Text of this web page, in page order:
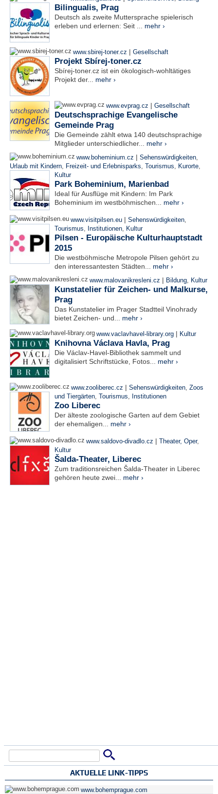
Bilingualis, Prag
Deutsch als zweite Muttersprache spielerisch
erleben und erlernen: Seit ... mehr ›
www.sbirej-toner.cz | Gesellschaft
Projekt Sbírej-toner.cz
Sbírej-toner.cz ist ein ökologisch-wohltätiges
Projekt der... mehr ›
www.evprag.cz | Gesellschaft
Deutschsprachige Evangelische
Gemeinde Prag
Die Gemeinde zählt etwa 140 deutschsprachige
Mitglieder unterschiedlicher... mehr ›
www.boheminium.cz | Sehenswürdigkeiten,
Urlaub mit Kindern, Freizeit- und Erlebnisparks, Tourismus, Kurorte,
Kultur
Park Boheminium, Marienbad
Ideal für Ausflüge mit Kindern: Im Park
Boheminium im westböhmischen... mehr ›
www.visitpilsen.eu | Sehenswürdigkeiten,
Tourismus, Institutionen, Kultur
Pilsen - Europäische Kulturhauptstadt
2015
Die westböhmische Metropole Pilsen gehört zu
den interessantesten Städten... mehr ›
www.malovanikresleni.cz | Bildung, Kultur
Kunstatelier für Zeichen- und Malkurse,
Prag
Das Kunstatelier im Prager Stadtteil Vinohrady
bietet Zeichen- und... mehr ›
www.vaclavhavel-library.org | Kultur
Knihovna Václava Havla, Prag
Die Václav-Havel-Bibliothek sammelt und
digitalisiert Schriftstücke, Fotos... mehr ›
www.zooliberec.cz | Sehenswürdigkeiten, Zoos
und Tiergärten, Tourismus, Institutionen
Zoo Liberec
Der älteste zoologische Garten auf dem Gebiet
der ehemaligen... mehr ›
www.saldovo-divadlo.cz | Theater, Oper,
Kultur
Šalda-Theater, Liberec
Zum traditionsreichen Šalda-Theater in Liberec
gehören heute zwei... mehr ›
AKTUELLE LINK-TIPPS
www.bohemprague.com